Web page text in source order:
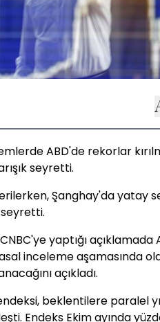
ABD'de rekorlar
seyretti.
Şanghay'da yatay
yaptığı açıklamada
inceleme aşamasında
açıkladı.
beklentilere paralel
Endeks Ekim ayında